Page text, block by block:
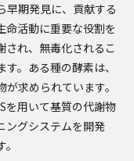
早期発見に、貢献する
命活動に重要な役割を
され、無毒化されるこ
。ある種の酵素は、
求められています。
を用いて基質の代謝物
ングシステムを開発